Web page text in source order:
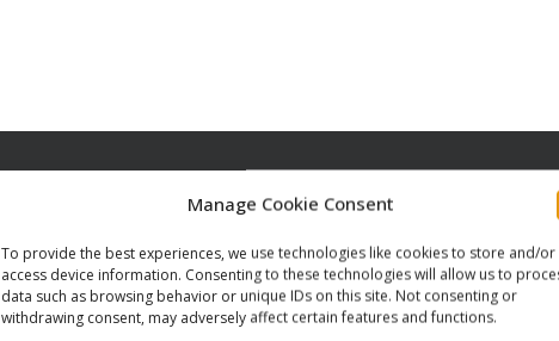
Manage Cookie Consent
To provide the best experiences, we use technologies like cookies to store and/or
access device information. Consenting to these technologies will allow us to
data such as browsing behavior or unique IDs on this site. Not consenting or
withdrawing consent, may adversely affect certain features and functions.
Sede legale:
Via Serra di Baccano, 15